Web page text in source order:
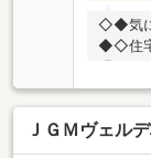
◇◆気に
◆◇住宅
ご相談
ＪＧＭヴェル